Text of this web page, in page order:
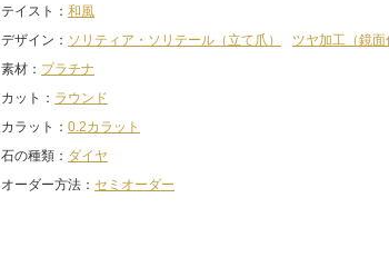
テイスト
和風
デザイン
ソリティア・ソリテール（立て爪）
ツヤ加工（鏡
素材
プラチナ
カット
ラウンド
カラット
0.2カラット
石の種類
ダイヤ
オーダー方法
セミオーダー